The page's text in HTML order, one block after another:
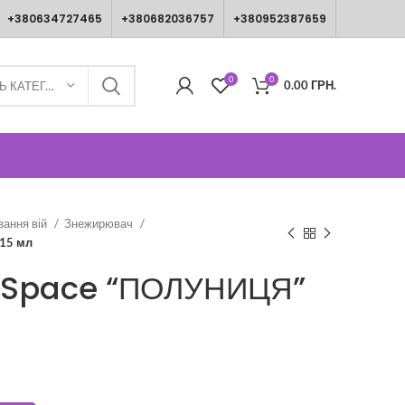
+380634727465 +380682036757 +380952387659
ВИБЕРІТЬ КАТЕГОРІЮ 0 0 0.00ГРН.
вій
Знежирювач
мл
“ПОЛУНИЦЯ”